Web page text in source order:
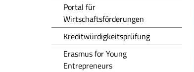
Portal für
Wirtschaftsförderungen
Kreditwürdigkeitsprüfung
Erasmus for Young
Entrepreneurs